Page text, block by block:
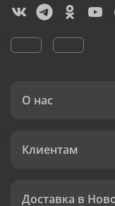
О нас
Клиентам
Доставка в